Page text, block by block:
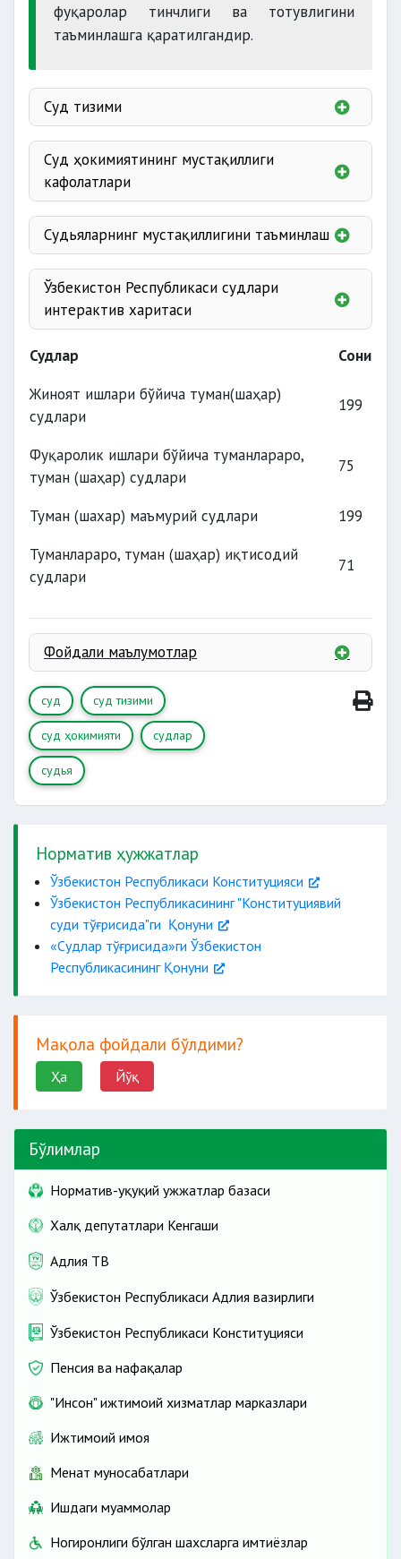
фуқаролар тинчлиги ва тотувлигини
таъминлашга қаратилгандир.
Суд тизими
суди
суди
судлари
судлари
Суд ҳокимиятининг мустақиллиги
кафолатлари
Судьяларнинг мустақиллигини таъминлаш
Ўзбекистон Республикаси судлари
интерактив харитаси
Судлар
Сони
Жиноят ишлари бўйича туман(шаҳар)
судлари
199
Фуқаролик ишлари бўйича туманлараро,
туман (шаҳар) судлари
75
Туман (шахар) маъмурий судлари
199
Туманлараро, туман (шаҳар) иқтисодий
судлари
71
Фойдали маълумотлар
суд суд тизими
суд ҳокимияти судлар
судья
Норматив ҳужжатлар
Ўзбекистон Республикаси Конституцияси
Ўзбекистон Республикасининг "Конституциявий
суди тўғрисида"ги Қонуни
«Судлар тўғрисида»ги Ўзбекистон
Республикасининг Қонуни
Мақола фойдали бўлдими?
Ҳа Йўқ
Бўлимлар
Норматив-ҳуқуқий ҳужжатлар базаси
Халқ депутатлари Кенгаши
Адлия ТВ
Ўзбекистон Республикаси Адлия вазирлиги
Ўзбекистон Республикаси Конституцияси
Пенсия ва нафақалар
"Инсон" ижтимоий хизматлар марказлари
Ижтимоий ҳимоя
Меҳнат муносабатлари
Ишдаги муаммолар
Ногиронлиги бўлган шахсларга имтиёзлар